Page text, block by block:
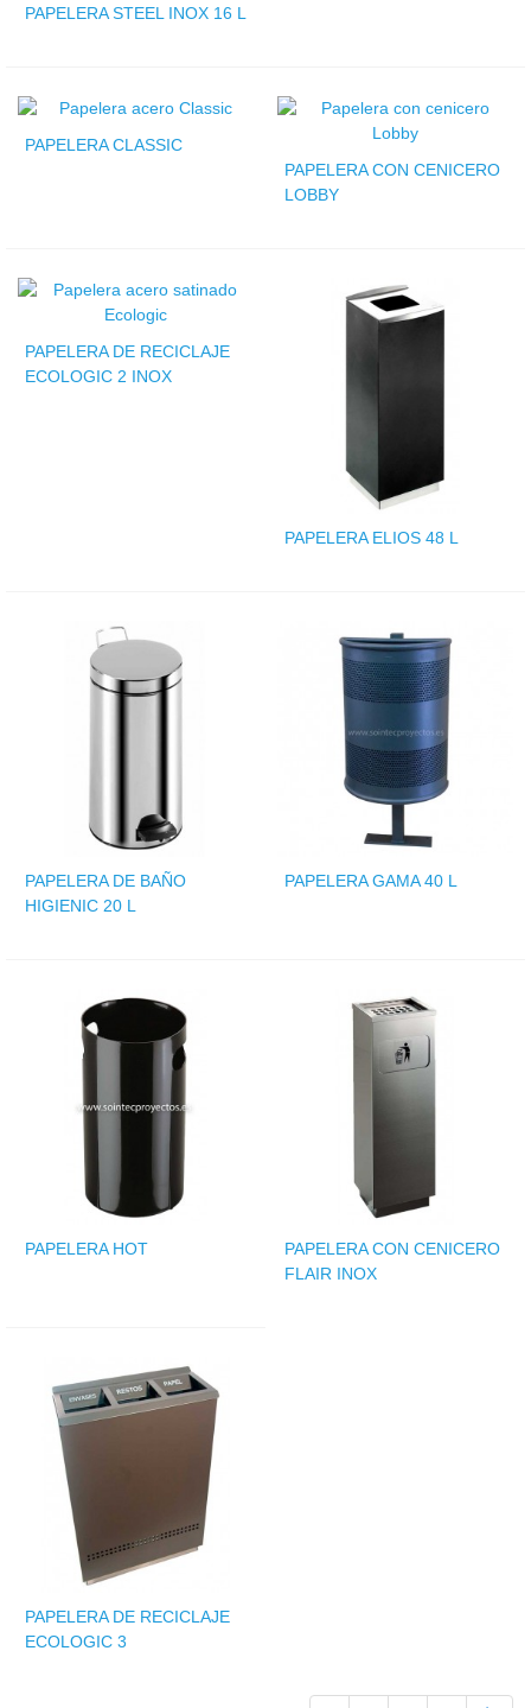
PAPELERA STEEL INOX 16 L
PAPELERA CLASSIC
PAPELERA CON CENICERO
LOBBY
PAPELERA DE RECICLAJE
ECOLOGIC 2 INOX
PAPELERA ELIOS 48 L
PAPELERA DE BAÑO
HIGIENIC 20 L
PAPELERA GAMA 40 L
PAPELERA HOT
PAPELERA CON CENICERO
FLAIR INOX
PAPELERA DE RECICLAJE
ECOLOGIC 3